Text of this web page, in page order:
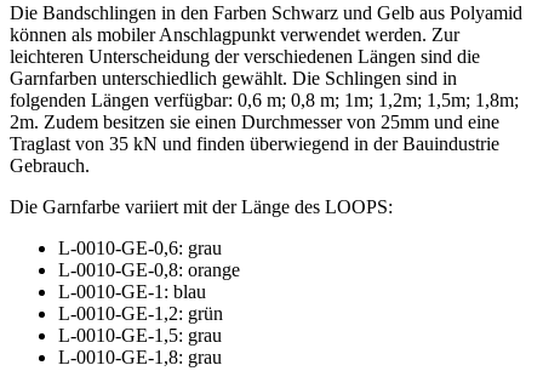
Die Bandschlingen in den Farben Schwarz und Gelb aus Polyamid
können als mobiler Anschlagpunkt verwendet werden. Zur
leichteren Unterscheidung der verschiedenen Längen sind die
Garnfarben unterschiedlich gewählt. Die Schlingen sind in
folgenden Längen verfügbar: 0,6 m; 0,8 m; 1m; 1,2m; 1,5m; 1,8m;
2m. Zudem besitzen sie einen Durchmesser von 25mm und eine
Traglast von 35 kN und finden überwiegend in der Bauindustrie
Gebrauch.
Die Garnfarbe variiert mit der Länge des LOOPS:
L-0010-GE-0,6: grau
L-0010-GE-0,8: orange
L-0010-GE-1: blau
L-0010-GE-1,2: grün
L-0010-GE-1,5: grau
L-0010-GE-1,8: grau